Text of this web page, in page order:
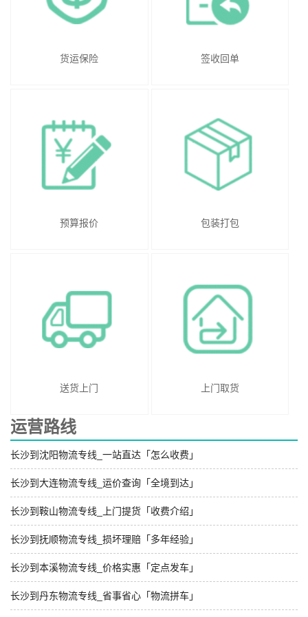
货运保险 签收回单
预算报价 包装打包
送货上门 上门取货
运营路线
长沙到沈阳物流专线_一站直达「怎么收费」
长沙到大连物流专线_运价查询「全境到达」
长沙到鞍山物流专线_上门提货「收费介绍」
长沙到抚顺物流专线_损坏理赔「多年经验」
长沙到本溪物流专线_价格实惠「定点发车」
长沙到丹东物流专线_省事省心「物流拼车」